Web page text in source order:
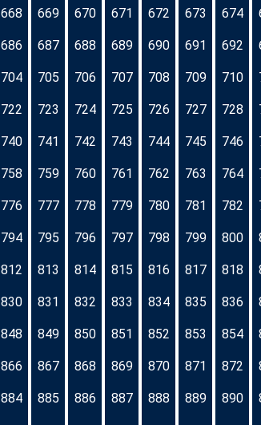
668 669 670 671 672 673 674
686 687 688 689 690 691 692
704 705 706 707 708 709 710
722 723 724 725 726 727 728
740 741 742 743 744 745 746
758 759 760 761 762 763 764
776 777 778 779 780 781 782
794 795 796 797 798 799 800
812 813 814 815 816 817 818
830 831 832 833 834 835 836
848 849 850 851 852 853 854
866 867 868 869 870 871 872
884 885 886 887 888 889 890